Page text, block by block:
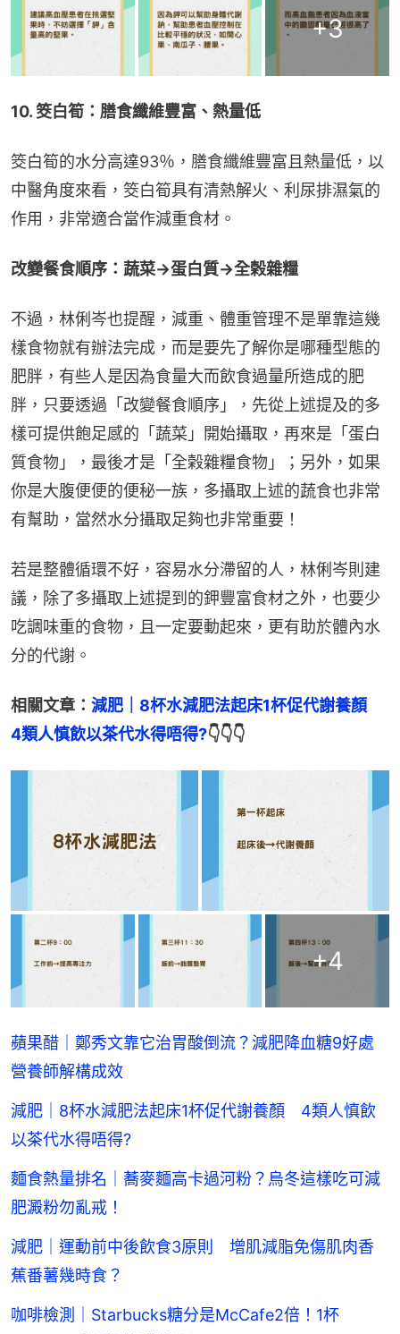
+3
10. 筊白筍：膳食纖維豐富、熱量低
筊白筍的水分高達93％，膳食纖維豐富且熱量低，以
中醫角度來看，筊白筍具有清熱解火、利尿排濕氣的
作用，非常適合當作減重食材。
改變餐食順序：蔬菜→蛋白質→全榖雜糧
不過，林俐岑也提醒，減重、體重管理不是單靠這幾
樣食物就有辦法完成，而是要先了解你是哪種型態的
肥胖，有些人是因為食量大而飲食過量所造成的肥
胖，只要透過「改變餐食順序」，先從上述提及的多
樣可提供飽足感的「蔬菜」開始攝取，再來是「蛋白
質食物」，最後才是「全榖雜糧食物」；另外，如果
你是大腹便便的便秘一族，多攝取上述的蔬食也非常
有幫助，當然水分攝取足夠也非常重要！
若是整體循環不好，容易水分滯留的人，林俐岑則建
議，除了多攝取上述提到的鉀豐富食材之外，也要少
吃調味重的食物，且一定要動起來，更有助於體內水
分的代謝。
相關文章： 減肥｜8杯水減肥法起床1杯促代謝養顏
4類人慎飲以茶代水得唔得?👇👇👇
+4
蘋果醋｜鄭秀文靠它治胃酸倒流？減肥降血糖9好處
營養師解構成效
減肥｜8杯水減肥法起床1杯促代謝養顏 4類人慎飲
以茶代水得唔得?
麵食熱量排名｜蕎麥麵高卡過河粉？烏冬這樣吃可減
肥澱粉勿亂戒！
減肥｜運動前中後飲食3原則 增肌減脂免傷肌肉香
蕉番薯幾時食？
咖啡檢測｜Starbucks糖分是McCafe2倍！1杯